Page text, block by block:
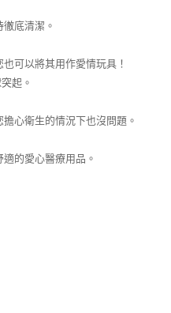
底清潔。
可以將其用作愛情玩具！
起。
心衛生的情況下也沒問題。
的愛心醫療用品。